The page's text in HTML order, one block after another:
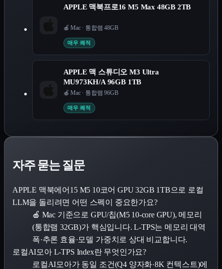
APPLE 맥북프로16 M5 Max 48GB 2TB
🍎 Mac· 통합램 48GB
매우 쾌적
APPLE 맥 스튜디오 M3 Ultra
MU973KH/A 96GB 1TB
🍎 Mac· 통합램 96GB
매우 쾌적
자주 묻는 질문
APPLE 맥북에어15 M5 10코어 GPU 32GB 1TB으로 로컬
LLM을 돌리려면 어떤 스펙이 중요한가요?
🍎 Mac 기준으로 GPU/칩(M5 10-core GPU), 메모리
(통합램 32GB)가 핵심입니다. L-TPS는 메모리 대역
폭·추론 효율·모델 가중치로 상대 비교합니다.
로컬AI모아 L-TPS Index란 무엇인가요?
로컬AI모아가 동일 조건(Q4 양자화·8K 컨텍스트)에